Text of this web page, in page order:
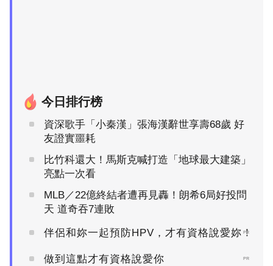
今日排行榜
資深歌手「小秦漢」張海漢辭世享壽68歲 好
友證實噩耗
比竹科還大！馬斯克喊打造「地球最大建築」
亮點一次看
MLB／22億終結者遭再見轟！朗希6局好投問
天 道奇吞7連敗
伴侶和妳一起預防HPV，才有資格說愛妳！
PR
做到這點才有資格說愛你 PR